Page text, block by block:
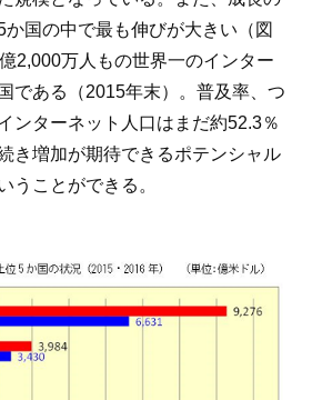
国の中で最も伸びが大きい（図
2,000万人もの世界一のインター
である（2015年末）。普及率、つ
ンターネット人口はまだ約52.3％
き増加が期待できるポテンシャル
うことができる。